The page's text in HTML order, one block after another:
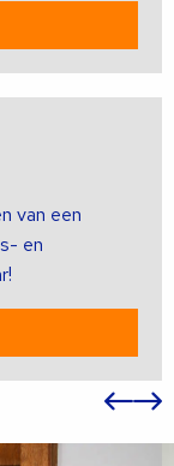
van een
en